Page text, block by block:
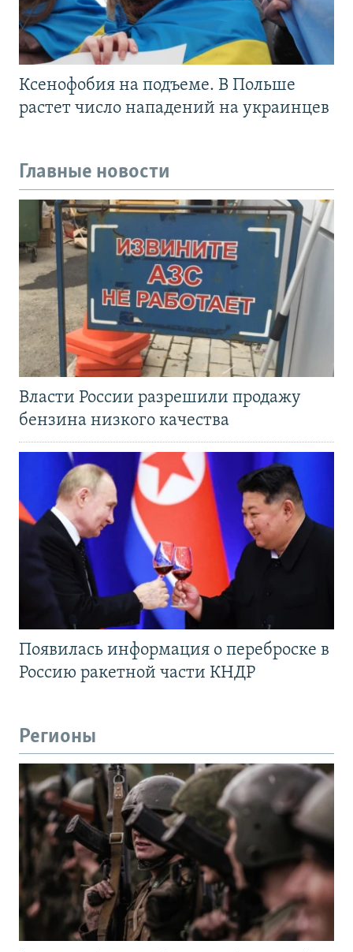
Ксенофобия на подъеме. В Польше
растет число нападений на украинцев
Главные новости
Власти России разрешили продажу
бензина низкого качества
Появилась информация о переброске в
Россию ракетной части КНДР
Регионы